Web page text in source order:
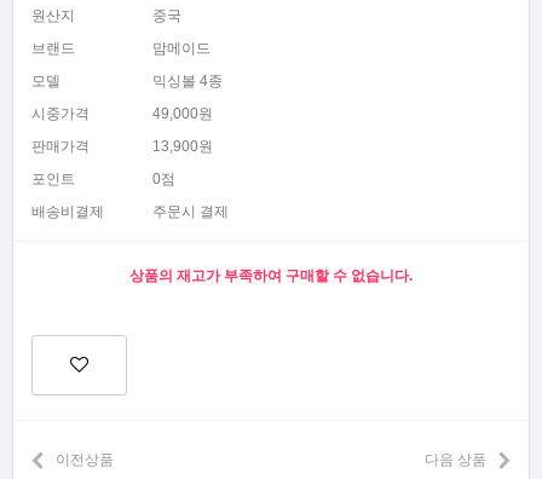
원산지
중국
브랜드
맘메이드
모델
믹싱볼 4종
시중가격
49,000원
판매가격
13,900원
포인트
0점
배송비결제
주문시 결제
상품의 재고가 부족하여 구매할 수 없습니다.
이전상품 다음 상품